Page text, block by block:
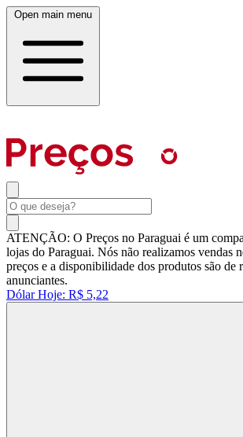
Open main menu
ATENÇÃO: O Preços no Paraguai é um
lojas do Paraguai. Nós não realizamos vendas
preços e a disponibilidade dos produtos são de
anunciantes.
Dólar Hoje: R$ 5,22